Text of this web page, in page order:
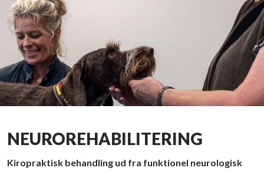
NEUROREHABILITERING
Kiropraktisk behandling ud fra funktionel neurologisk